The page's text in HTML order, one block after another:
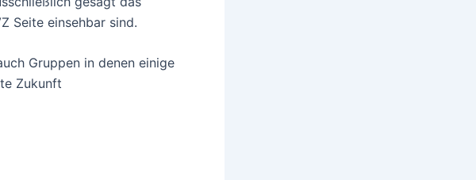
Seite einsehbar sind.
Gruppen in denen einige
Zukunft